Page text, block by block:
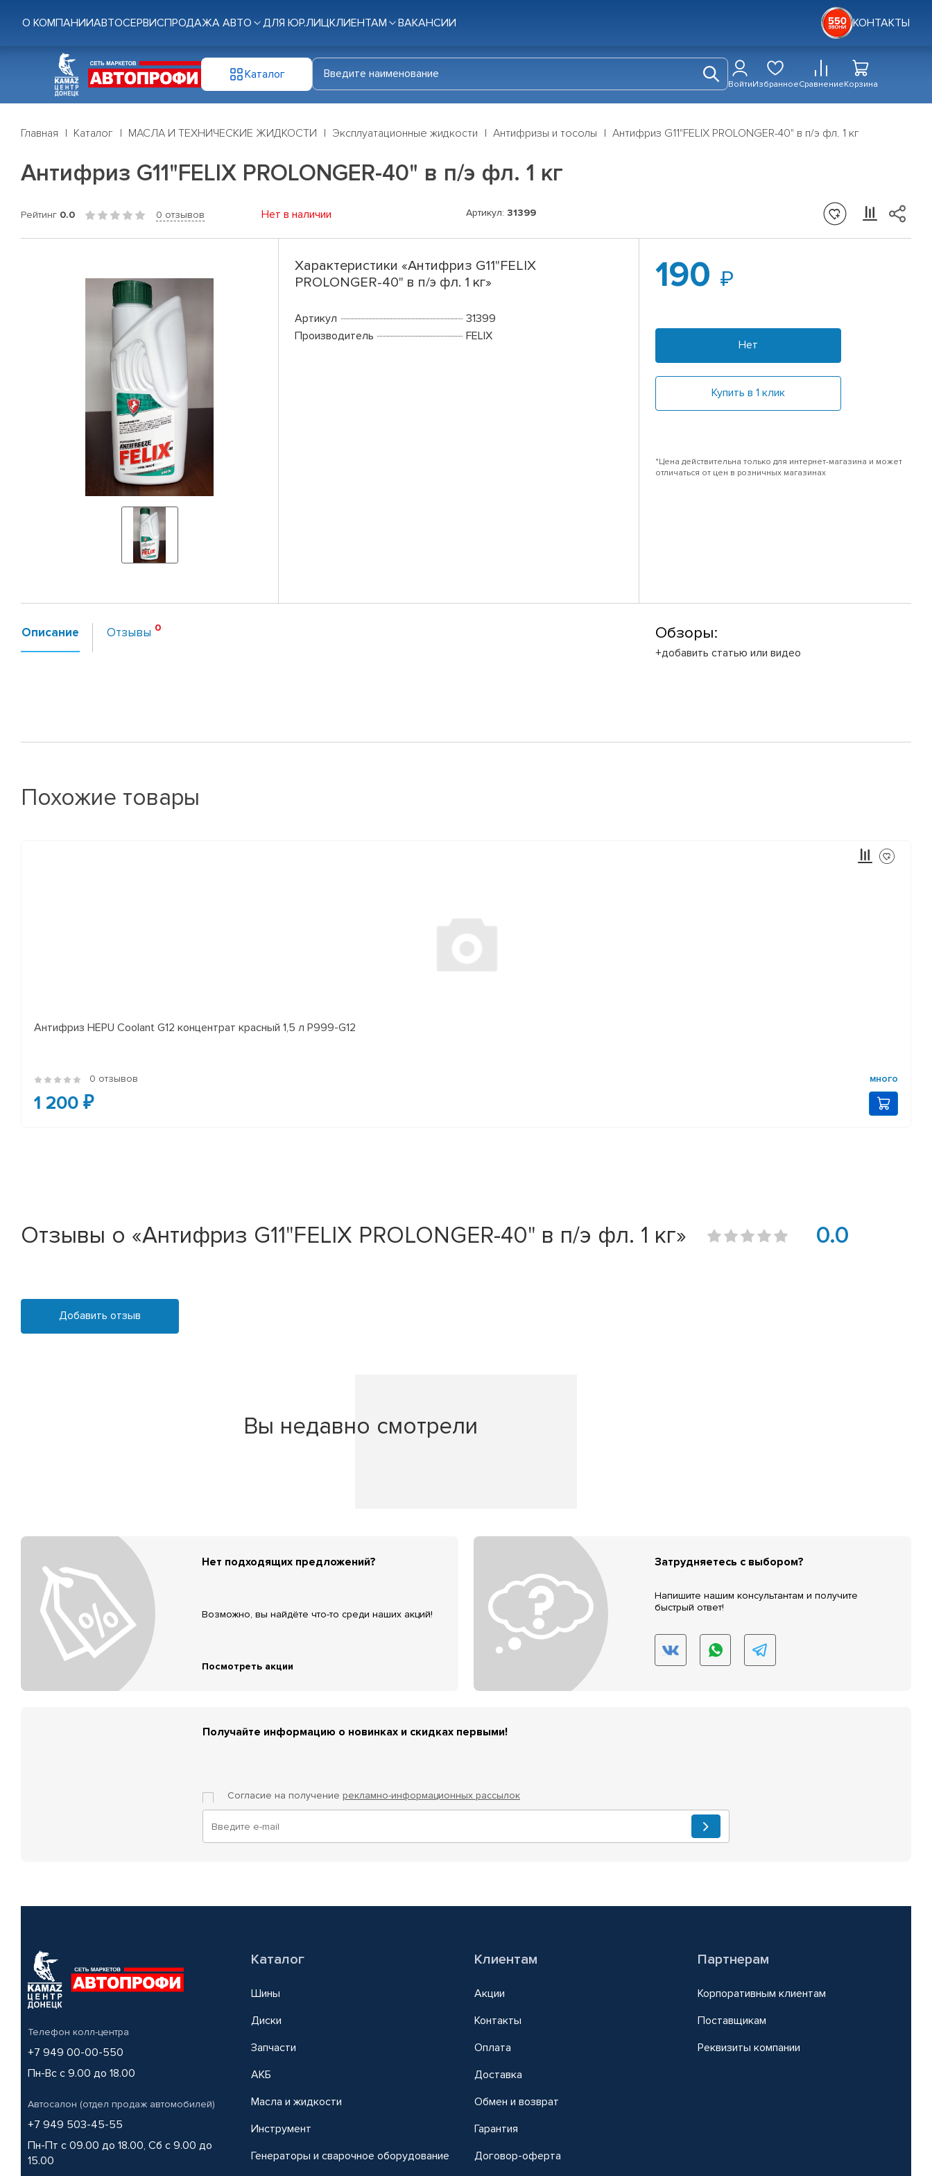
О КОМПАНИИАВТОСЕРВИСПРОДАЖА АВТО ДЛЯ ЮР.ЛИЦКЛИЕНТАМ ВАКАНСИИ КОНТАКТЫ
Каталог
ВойтиИзбранноеСравнениеКорзина
Главная Каталог МАСЛА И ТЕХНИЧЕСКИЕ ЖИДКОСТИ Эксплуатационные жидкости Антифризы и тосолы Антифриз G11"FELIX PROLONGER-40" в п/э фл. 1 кг
Антифриз G11"FELIX PROLONGER-40" в п/э фл. 1 кг
Рейтинг 0.0 0 отзывов Нет в наличии Артикул: 31399
Характеристики «Антифриз G11"FELIX
PROLONGER-40" в п/э фл. 1 кг»
Артикул
31399
Производитель
FELIX
190
Нет
Купить в 1 клик
*Цена действительна только для интернет-магазина и может
отличаться от цен в розничных магазинах
Описание Отзывы Обзоры:
+добавить статью или видео
Похожие товары
Антифриз HEPU Coolant G12 концентрат красный 1,5 л P999-G12
0 отзывов много
1 200 ₽
Отзывы о «Антифриз G11"FELIX PROLONGER-40" в п/э фл. 1 кг» 0.0
Добавить отзыв
Вы недавно смотрели
Нет подходящих предложений?
Возможно, вы найдёте что-то среди наших акций!
Посмотреть акции
Затрудняетесь с выбором?
Напишите нашим консультантам и получите
быстрый ответ!
Получайте информацию о новинках и скидках первыми!
Согласие на получение рекламно-информационных рассылок
Телефон колл-центра
+7 949 00-00-550
Пн-Вс с 9.00 до 18.00
Автосалон (отдел продаж автомобилей)
+7 949 503-45-55
Пн-Пт с 09.00 до 18.00, Сб с 9.00 до
15.00
Каталог
Шины
Диски
Запчасти
АКБ
Масла и жидкости
Инструмент
Генераторы и сварочное оборудование
Клиентам
Акции
Контакты
Оплата
Доставка
Обмен и возврат
Гарантия
Договор-оферта
Партнерам
Корпоративным клиентам
Поставщикам
Реквизиты компании